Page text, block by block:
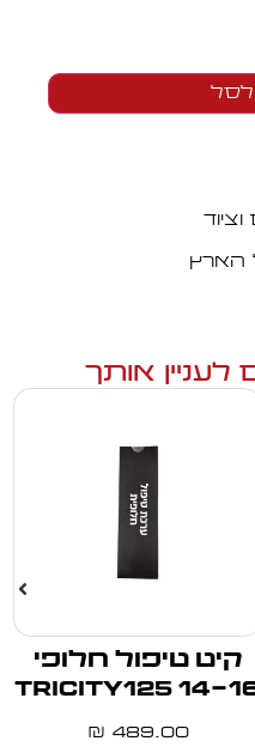
הארץ
לעניין אותך
קיט טיפול חלופי
TRICITY125 14-
489.00
₪